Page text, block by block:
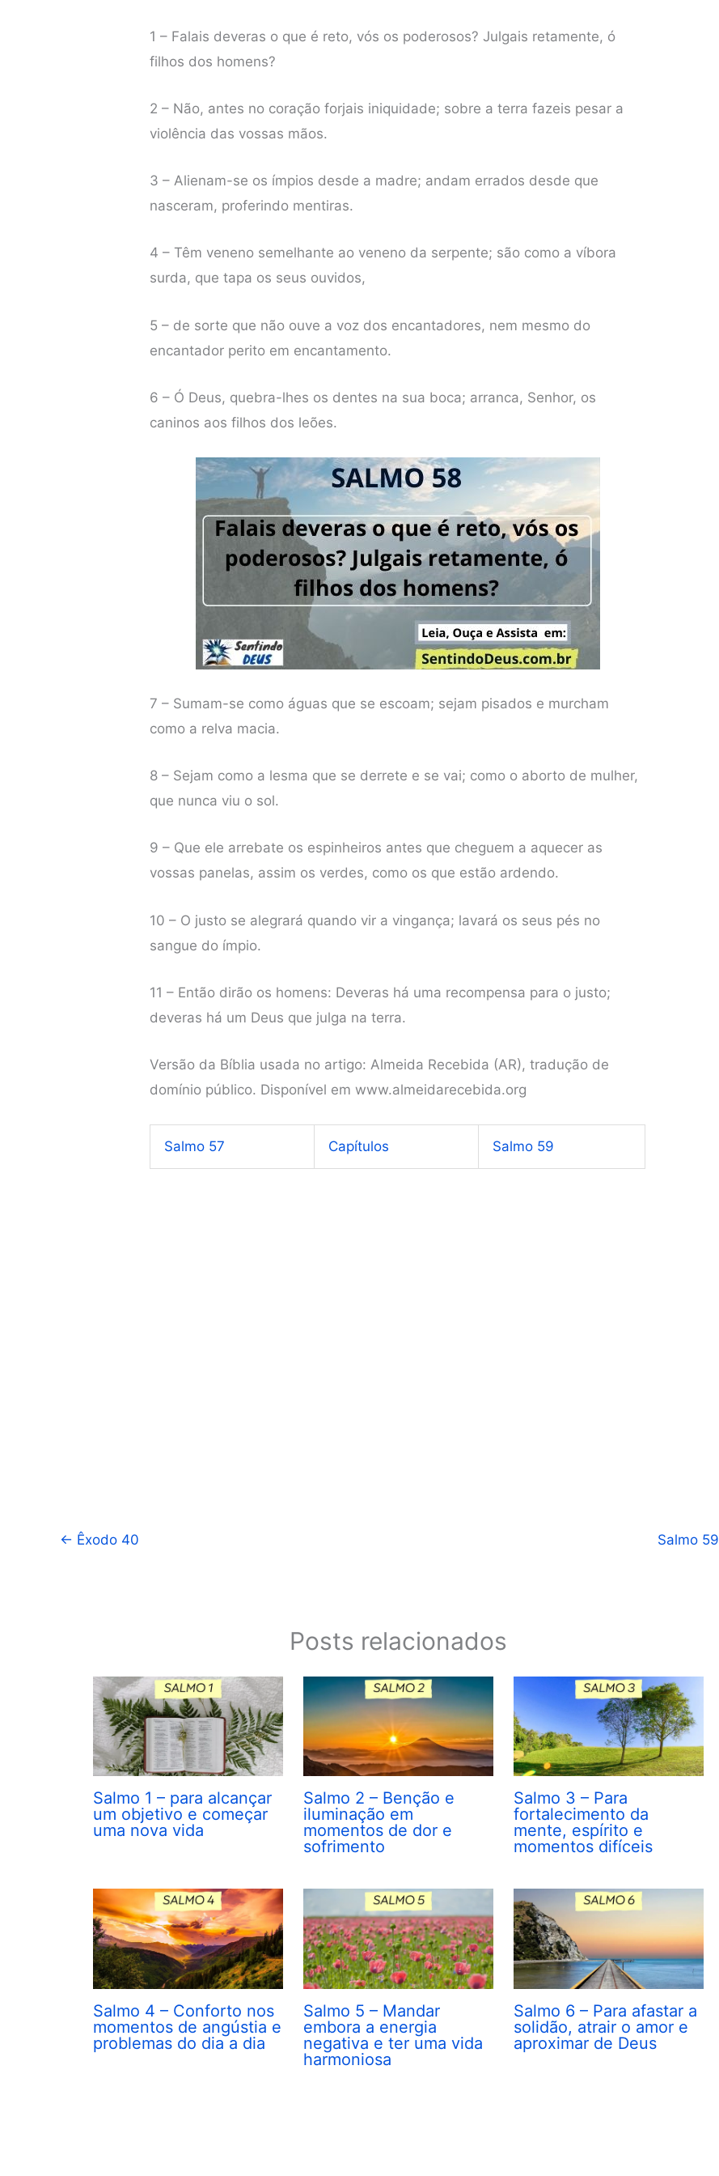
1 – Falais deveras o que é reto, vós os poderosos? Julgais retamente, ó
filhos dos homens?
2 – Não, antes no coração forjais iniquidade; sobre a terra fazeis pesar a
violência das vossas mãos.
3 – Alienam-se os ímpios desde a madre; andam errados desde que
nasceram, proferindo mentiras.
4 – Têm veneno semelhante ao veneno da serpente; são como a víbora
surda, que tapa os seus ouvidos,
5 – de sorte que não ouve a voz dos encantadores, nem mesmo do
encantador perito em encantamento.
6 – Ó Deus, quebra-lhes os dentes na sua boca; arranca, Senhor, os
caninos aos filhos dos leões.
7 – Sumam-se como águas que se escoam; sejam pisados e murcham
como a relva macia.
8 – Sejam como a lesma que se derrete e se vai; como o aborto de mulher,
que nunca viu o sol.
9 – Que ele arrebate os espinheiros antes que cheguem a aquecer as
vossas panelas, assim os verdes, como os que estão ardendo.
10 – O justo se alegrará quando vir a vingança; lavará os seus pés no
sangue do ímpio.
11 – Então dirão os homens: Deveras há uma recompensa para o justo;
deveras há um Deus que julga na terra.
Versão da Bíblia usada no artigo: Almeida Recebida (AR), tradução de
domínio público. Disponível em www.almeidarecebida.org
Salmo 57 Capítulos Salmo 59
← Êxodo 40 Salmo 59
Posts relacionados
Salmo 1 – para alcançar
um objetivo e começar
uma nova vida
Salmo 2 – Benção e
iluminação em
momentos de dor e
sofrimento
Salmo 3 – Para
fortalecimento da
mente, espírito e
momentos difíceis
Salmo 4 – Conforto nos
momentos de angústia e
problemas do dia a dia
Salmo 5 – Mandar
embora a energia
negativa e ter uma vida
harmoniosa
Salmo 6 – Para afastar a
solidão, atrair o amor e
aproximar de Deus